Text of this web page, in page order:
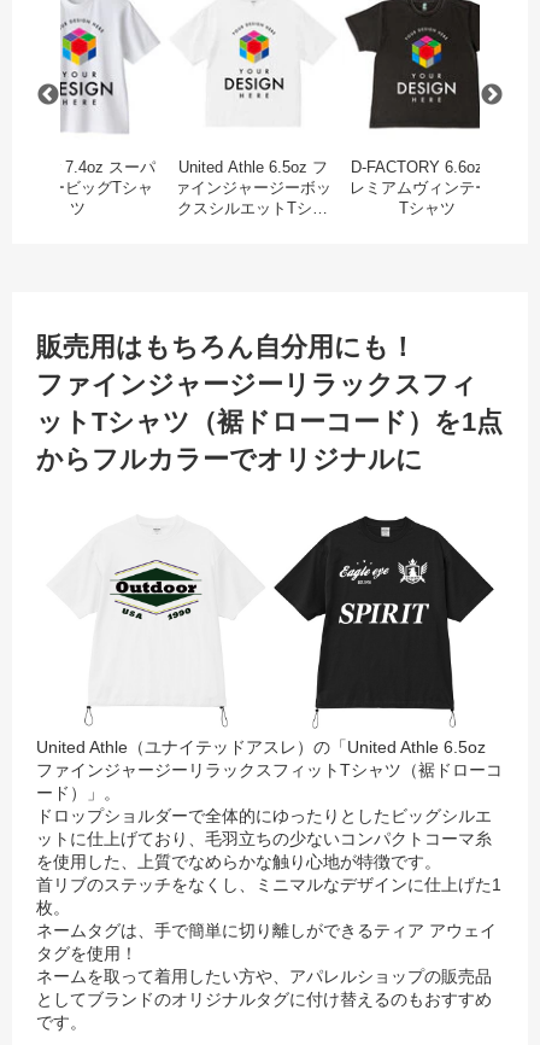
Printstar 7.4oz スーパ
ーヘビービッグTシャ
ツ
United Athle 6.5oz フ
ァインジャージーボッ
クスシルエットTシャ
D-FACTORY 6.6oz プ
レミアムヴィンテージ
Tシャツ
販売用はもちろん自分用にも！
ファインジャージーリラックスフィ
ットTシャツ（裾ドローコード）を1点
からフルカラーでオリジナルに
United Athle（ユナイテッドアスレ）の「United Athle 6.5oz
ファインジャージーリラックスフィットTシャツ（裾ドローコ
ード）」。
ドロップショルダーで全体的にゆったりとしたビッグシルエ
ットに仕上げており、毛羽立ちの少ないコンパクトコーマ糸
を使用した、上質でなめらかな触り心地が特徴です。
首リブのステッチをなくし、ミニマルなデザインに仕上げた1
枚。
ネームタグは、手で簡単に切り離しができるティア アウェイ
タグを使用！
ネームを取って着用したい方や、アパレルショップの販売品
としてブランドのオリジナルタグに付け替えるのもおすすめ
です。